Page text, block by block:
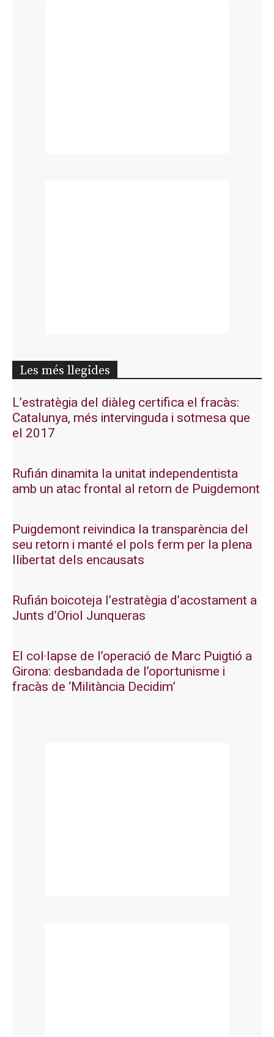
Les més llegides
L’estratègia del diàleg certifica el fracàs:
Catalunya, més intervinguda i sotmesa que
el 2017
Rufián dinamita la unitat independentista
amb un atac frontal al retorn de Puigdemont
Puigdemont reivindica la transparència del
seu retorn i manté el pols ferm per la plena
llibertat dels encausats
Rufián boicoteja l’estratègia d’acostament a
Junts d’Oriol Junqueras
El col·lapse de l’operació de Marc Puigtió a
Girona: desbandada de l’oportunisme i
fracàs de ‘Militància Decidim’